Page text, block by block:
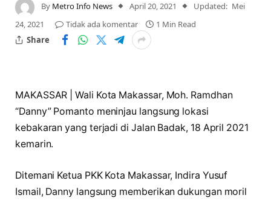
By Metro Info News April 20, 2021 Updated: Mei
24, 2021
Tidak ada komentar
1 Min Read
Share
MAKASSAR | Wali Kota Makassar, Moh. Ramdhan
“Danny” Pomanto meninjau langsung lokasi
kebakaran yang terjadi di Jalan Badak, 18 April 2021
kemarin.
Ditemani Ketua PKK Kota Makassar, Indira Yusuf
Ismail, Danny langsung memberikan dukungan moril